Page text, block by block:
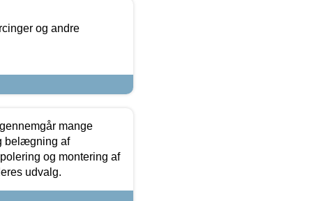
og andre
mange
belægning af
og montering af
udvalg.